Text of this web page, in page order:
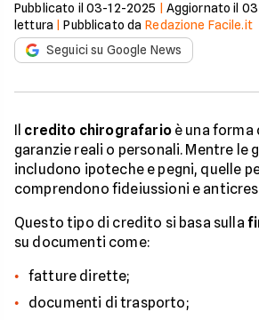
Pubblicato il 03-12-2025 Aggiornato il
lettura |Pubblicato da Redazione Facile.it
Seguici su Google News
Il credito chirografarioè una forma
garanzie reali o personali. Mentre le
includono ipoteche e pegni, quelle
comprendono fideiussioni e
Questo tipo di credito si basa sulla
su documenti come:
fatture dirette;
documenti di trasporto;